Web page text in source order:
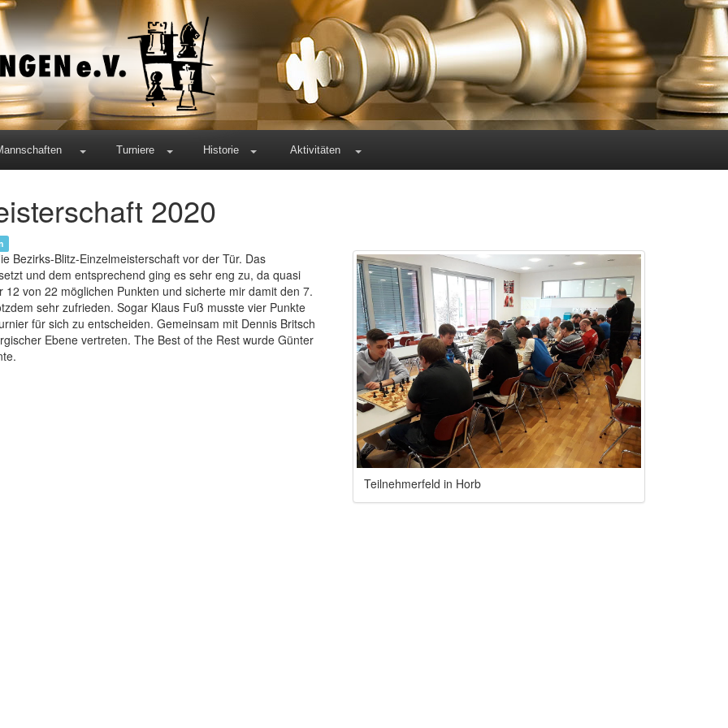
Turniere Historie Aktivitäten
2020
Bezirks-Blitz-Einzelmeisterschaft vor der Tür. Das
und dem entsprechend ging es sehr eng zu, da quasi
von 22 möglichen Punkten und sicherte mir damit den 7.
sehr zufrieden. Sogar Klaus Fuß musste vier Punkte
für sich zu entscheiden. Gemeinsam mit Dennis Britsch
Ebene vertreten. The Best of the Rest wurde Günter
Teilnehmerfeld in Horb